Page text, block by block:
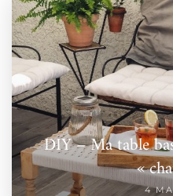
DIY – Ma table
«
4